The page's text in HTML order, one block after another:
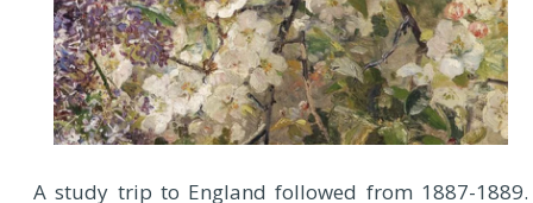
A study trip to England followed from 1887-1889.